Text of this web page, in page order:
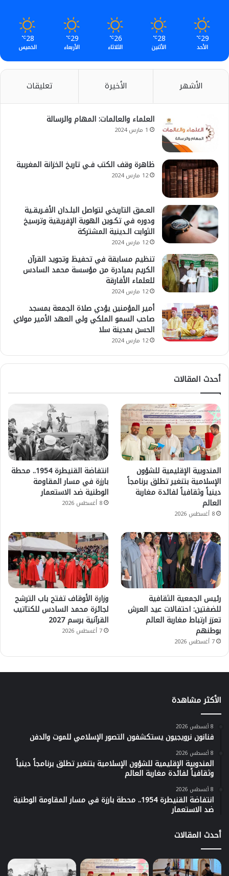
29
℃
الأحد
28
℃
الأثنين
26
℃
الثلاثاء
29
℃
الأربعاء
28
℃
الخميس
الأشهر الأخيرة تعليقات
العلماء والعالمات: المهام والرسالة
1 مارس 2024
ظاهرة وقف الكتب فـي تاريخ الخزانة المغربية
12 مارس 2024
العـمق التاريخي لتواصل البلـدان الأفـريقـية
ودوره في تكـوين الهوية الإفريقية وترسيخ
الثوابت الـدينية المشتركة
12 مارس 2024
تنظيم مسابقة في تحفيظ وتجويد القرآن
الكريم بمبادرة من مؤسسة محمد السادس
للعلماء الأفارقة
12 مارس 2024
أمير المؤمنين يؤدي صلاة الجمعة بمسجد
صاحب السمو الملكي ولي العهد الأمير مولاي
الحسن بمدينة سلا
12 مارس 2024
أحدث المقالات
المندوبية الإقليمية للشؤون
الإسلامية بتنغير تطلق برنامجاً
دينياً وثقافياً لفائدة مغاربة
العالم
8 أغسطس 2026
انتفاضة القنيطرة 1954.. محطة
بارزة في مسار المقاومة
الوطنية ضد الاستعمار
8 أغسطس 2026
رئيس الجمعية الثقافية
للضفتين: احتفالات عيد العرش
تعزز ارتباط مغاربة العالم
بوطنهم
7 أغسطس 2026
وزارة الأوقاف تفتح باب الترشح
لجائزة محمد السادس للكتاتيب
القرآنية برسم 2027
7 أغسطس 2026
الأكثر مشاهدة
8 أغسطس 2026
فنانون نرويجيون يستكشفون التصور الإسلامي للموت والدفن
8 أغسطس 2026
المندوبية الإقليمية للشؤون الإسلامية بتنغير تطلق برنامجاً دينياً
وثقافياً لفائدة مغاربة العالم
8 أغسطس 2026
انتفاضة القنيطرة 1954.. محطة بارزة في مسار المقاومة الوطنية
ضد الاستعمار
أحدث المقالات